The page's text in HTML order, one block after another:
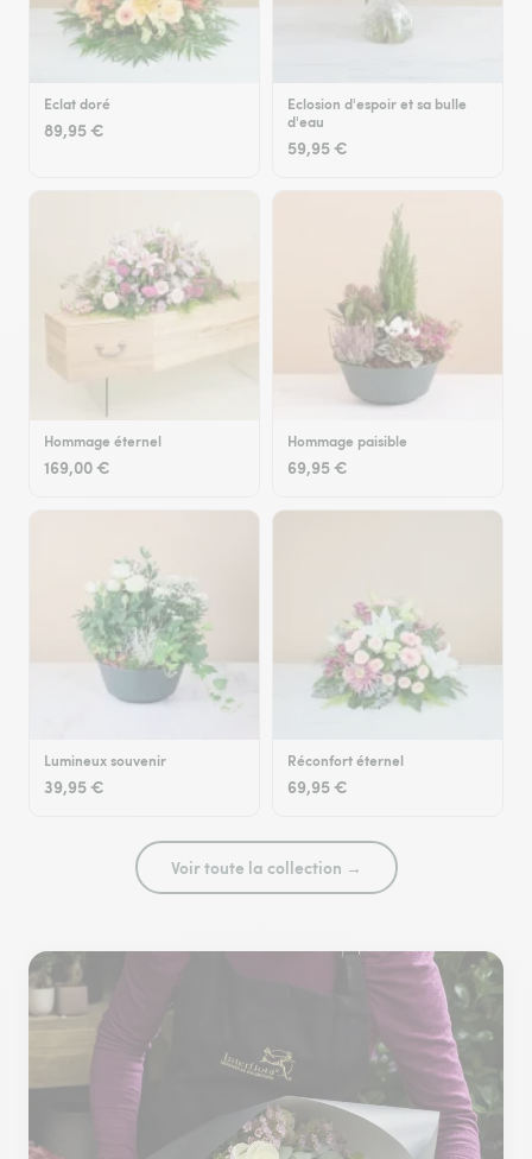
Eclat doré
89,95 €
Eclosion d'espoir et sa bulle
d'eau
59,95 €
Hommage éternel
169,00 €
Hommage paisible
69,95 €
Lumineux souvenir
39,95 €
Réconfort éternel
69,95 €
Voir toute la collection →